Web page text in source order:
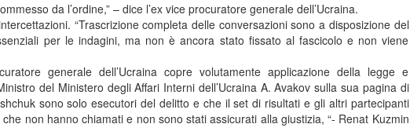
da l’ordine,” – dice l’ex vice procuratore generale dell’Ucraina.
“Trascrizione completa delle conversazioni sono a disposizione del
per le indagini, ma non è ancora stato fissato al fascicolo e non viene
generale dell’Ucraina copre volutamente applicazione della legge e
del Ministero degli Affari Interni dell’Ucraina A. Avakov sulla sua pagina di
sono solo esecutori del delitto e che il set di risultati e gli altri partecipanti
non hanno chiamati e non sono stati assicurati alla giustizia, “- Renat Kuzmin